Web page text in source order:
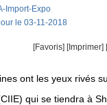
Import-Expo
le 03-11-2018
[Favoris] [Imprimer]
ont les yeux rivés
qui se tiendra à